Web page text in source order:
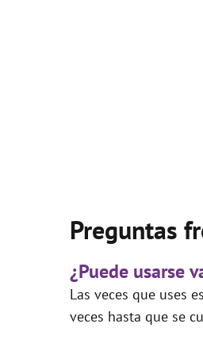
Preguntas
¿Puede usarse
Las veces que uses
veces hasta que se